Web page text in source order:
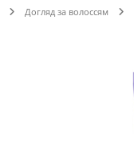
Догляд за волоссям